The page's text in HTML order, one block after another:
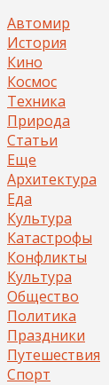
Автомир
История
Кино
Космос
Техника
Природа
Статьи
Еще
Архитектура
Еда
Культура
Катастрофы
Конфликты
Культура
Общество
Политика
Праздники
Путешествия
Спорт